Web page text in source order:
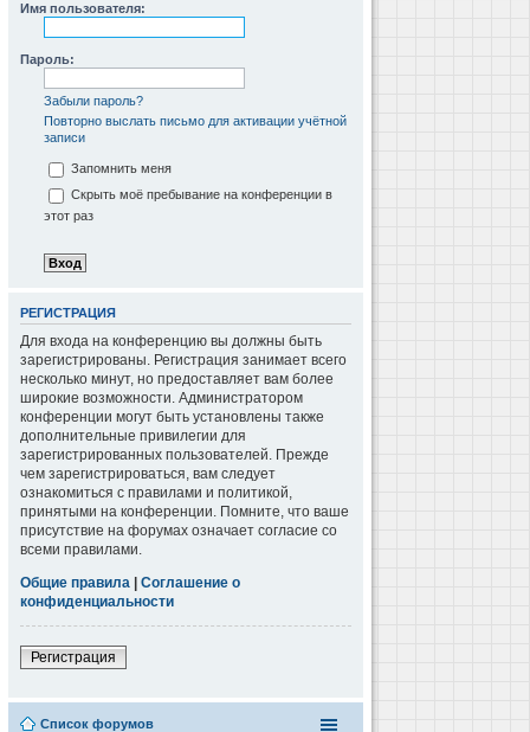
Имя пользователя:
Пароль:
Забыли пароль?
Повторно выслать письмо для активации учётной
записи
Запомнить меня
Скрыть моё пребывание на конференции в
этот раз
РЕГИСТРАЦИЯ
Для входа на конференцию вы должны быть
зарегистрированы. Регистрация занимает всего
несколько минут, но предоставляет вам более
широкие возможности. Администратором
конференции могут быть установлены также
дополнительные привилегии для
зарегистрированных пользователей. Прежде
чем зарегистрироваться, вам следует
ознакомиться с правилами и политикой,
принятыми на конференции. Помните, что ваше
присутствие на форумах означает согласие со
всеми правилами.
Общие правила | Соглашение о
конфиденциальности
Регистрация
Список форумов